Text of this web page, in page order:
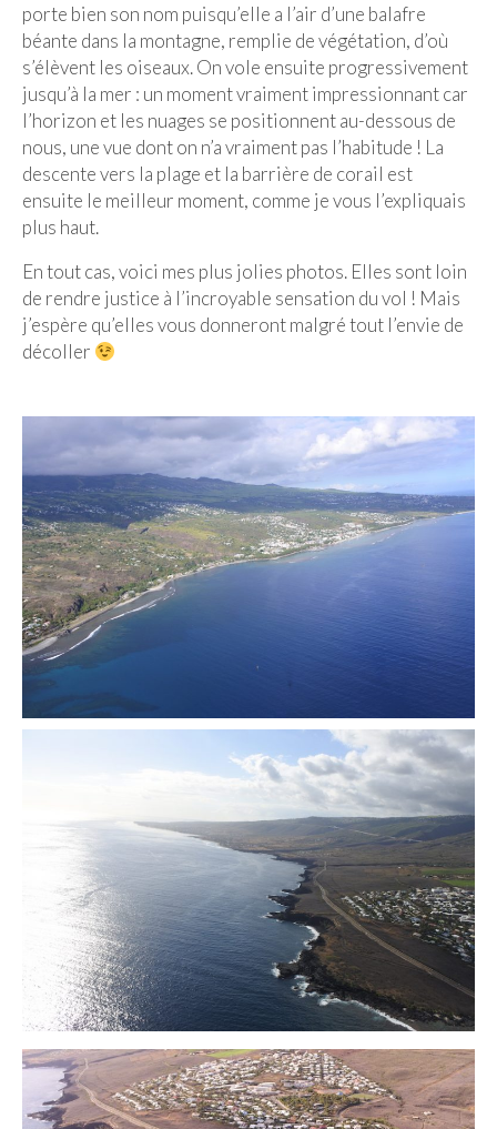
EUROPE
France
La Réunion
Paris
Poitou
Savoie
Berlin
Munich
Danemark
Copenhague
Portugal
Royaume-Uni
– Berlin
– Munich
BOLIVIE
– Sucre
CHILI
CHINE
– Beijing
porte bien son nom puisqu’elle a l’air d’une balafre
béante dans la montagne, remplie de végétation, d’où
s’élèvent les oiseaux. On vole ensuite progressivement
jusqu’à la mer : un moment vraiment impressionnant car
l’horizon et les nuages se positionnent au-dessous de
nous, une vue dont on n’a vraiment pas l’habitude ! La
descente vers la plage et la barrière de corail est
ensuite le meilleur moment, comme je vous l’expliquais
plus haut.
En tout cas, voici mes plus jolies photos. Elles sont loin
de rendre justice à l’incroyable sensation du vol ! Mais
j’espère qu’elles vous donneront malgré tout l’envie de
décoller